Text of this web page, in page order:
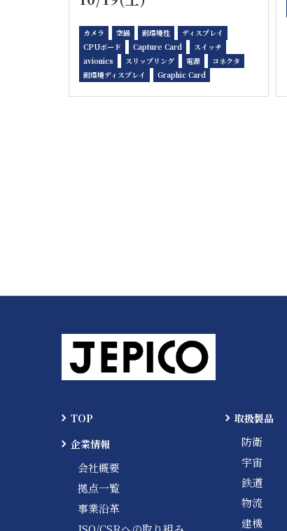
カメラ 空撮 耐環境性
ディスプレイ
CPUボード
Capture Card
スイッチ
avionics
スリップリング 電源
コネクタ
耐環境ディスプレイ
Graphic Card
TOP
企業情報
会社概要
拠点一覧
事業沿革
取扱製品
防衛
宇宙
鉄道
物流
建機